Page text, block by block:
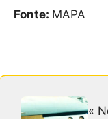
Fonte: MAPA
«